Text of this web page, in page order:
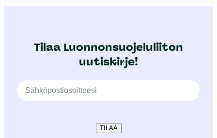
Tilaa Luonnonsuojeluliiton
uutiskirje!
TILAA